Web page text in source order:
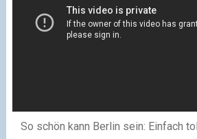
So schön kann Berlin sein: Einfach